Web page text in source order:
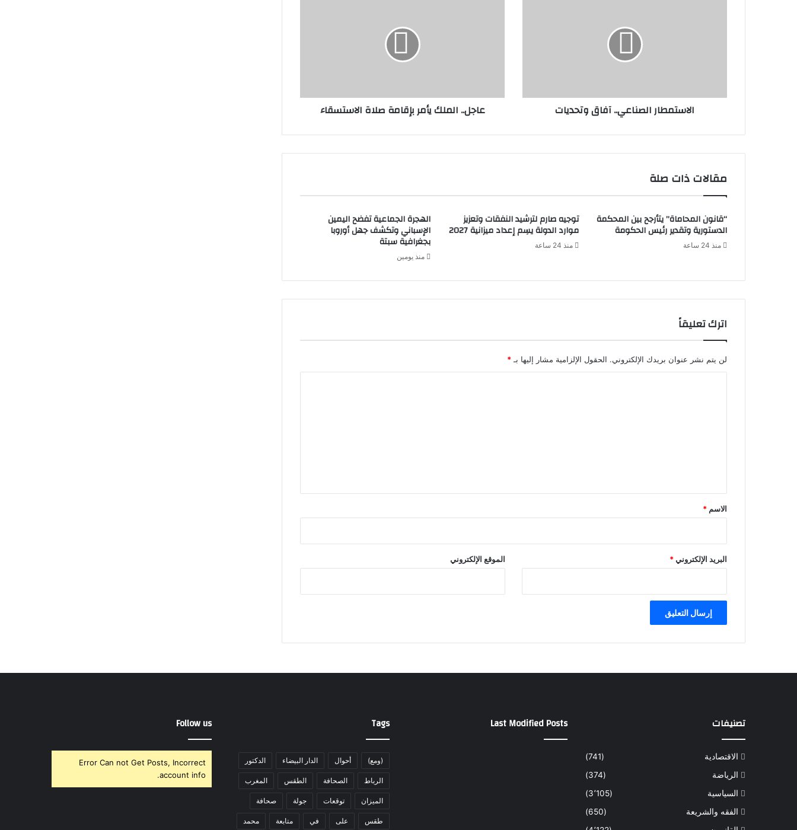
الاستمطار الصناعي.. آفاق وتحديات عاجل.. الملك يأمر بإقامة صلاة الاستسقاء
مقالات ذات صلة
“قانون المحاماة” يتأرجح بين المحكمة
الدستورية وتقدير رئيس الحكومة
منذ 24 ساعة
توجيه صارم لترشيد النفقات وتعزيز
موارد الدولة يسِم إعداد ميزانية 2027
منذ 24 ساعة
الهجرة الجماعية تفضح اليمين
الإسباني وتكشف جهل أوروبا
بجغرافية سبتة
منذ يومين
اترك تعليقاً
لن يتم نشر عنوان بريدك الإلكتروني. الحقول الإلزامية مشار إليها بـ*
*
الاسم *
البريد الإلكتروني* الموقع الإلكتروني
تصنيفات
الاقتصادية
(741)
الرياضة
(374)
السياسية
(3٬105)
الفقه والشريعة
(650)
Last Modified Posts
Tags
(ومع) أحوال الدار البيضاء الدكتور
الرباط الصحافة الطقس المغرب
الميزان توقعات جولة صحافة
طقس على في متابعة محمد
Follow us
Error Can not Get Posts, Incorrect
account info.